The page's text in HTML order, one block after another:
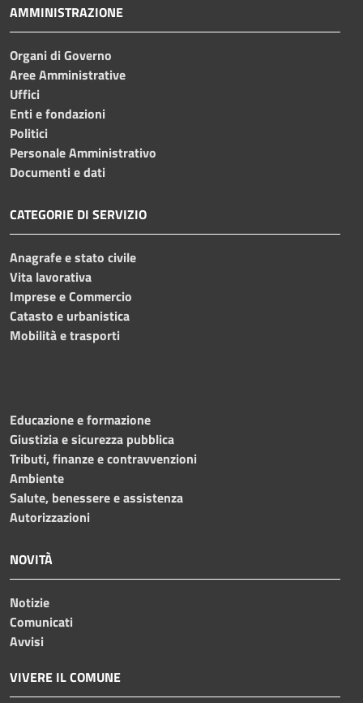
AMMINISTRAZIONE
Organi di Governo
Aree Amministrative
Uffici
Enti e fondazioni
Politici
Personale Amministrativo
Documenti e dati
CATEGORIE DI SERVIZIO
Anagrafe e stato civile
Vita lavorativa
Imprese e Commercio
Catasto e urbanistica
Mobilità e trasporti
Educazione e formazione
Giustizia e sicurezza pubblica
Tributi, finanze e contravvenzioni
Ambiente
Salute, benessere e assistenza
Autorizzazioni
NOVITÀ
Notizie
Comunicati
Avvisi
VIVERE IL COMUNE